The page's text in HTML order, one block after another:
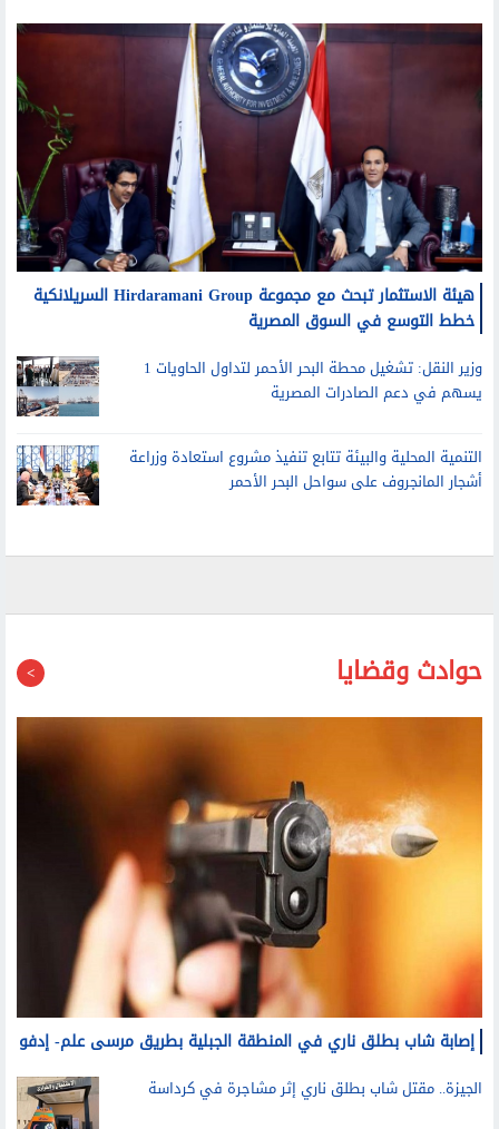
هيئة الاستثمار تبحث مع مجموعة Hirdaramani Group السريلانكية
خطط التوسع في السوق المصرية
وزير النقل: تشغيل محطة البحر الأحمر لتداول الحاويات 1
يسهم في دعم الصادرات المصرية
التنمية المحلية والبيئة تتابع تنفيذ مشروع استعادة وزراعة
أشجار المانجروف على سواحل البحر الأحمر
إصابة شاب بطلق ناري في المنطقة الجبلية بطريق مرسى علم- إدفو
الجيزة.. مقتل شاب بطلق ناري إثر مشاجرة في كرداسة
بسبب المخدرات.. حبس الشاب المتهم بقتل والده وإصابة